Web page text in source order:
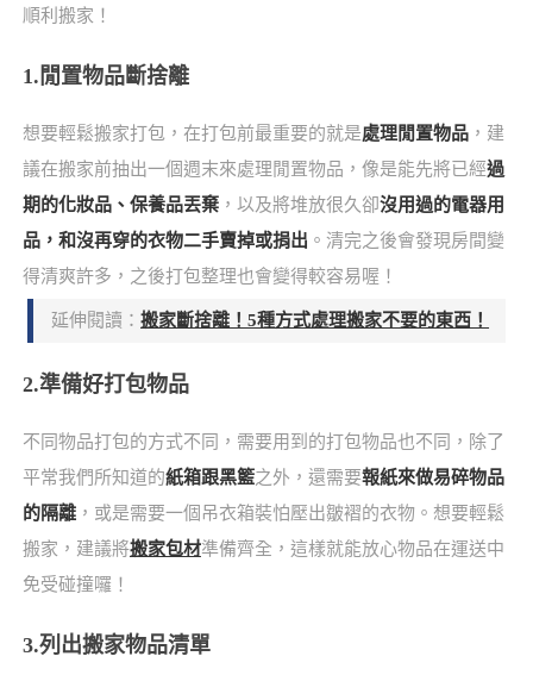
順利搬家！
1.閒置物品斷捨離
想要輕鬆搬家打包，在打包前最重要的就是處理閒置物品，建
議在搬家前抽出一個週末來處理閒置物品，像是能先將已經過
期的化妝品、保養品丟棄，以及將堆放很久卻沒用過的電器用
品，和沒再穿的衣物二手賣掉或捐出 。清完之後會發現房間變
得清爽許多，之後打包整理也會變得較容易喔！
延伸閱讀：搬家斷捨離！5種方式處理搬家不要的東西！
2.準備好打包物品
不同物品打包的方式不同，需要用到的打包物品也不同，除了
平常我們所知道的紙箱跟黑籃之外，還需要報紙來做易碎物品
的隔離，或是需要一個吊衣箱裝怕壓出皺褶的衣物。想要輕鬆
搬家，建議將搬家包材準備齊全，這樣就能放心物品在運送中
免受碰撞囉！
3.列出搬家物品清單